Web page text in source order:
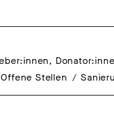
Offene Stellen